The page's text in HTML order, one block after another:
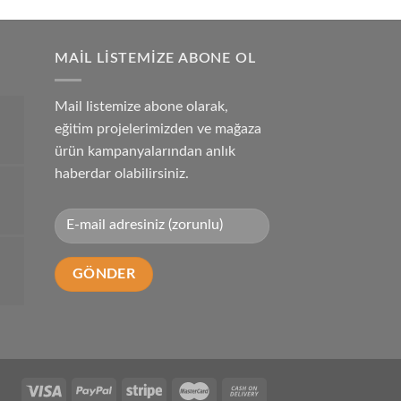
was:
is:
MAIL LISTEMIZE ABONE OL
Mail listemize abone olarak,
eğitim projelerimizden ve mağaza
ürün kampanyalarından anlık
haberdar olabilirsiniz.